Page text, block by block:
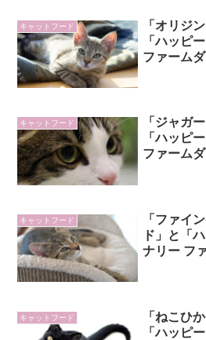
キャットフード
「オリジ
「ハッピ
ファーム
キャットフード
「ジャガ
「ハッピ
ファーム
キャットフード
「ファイ
ド」と「
ナリー フ
キャットフード
「ねこひ
「ハッピ